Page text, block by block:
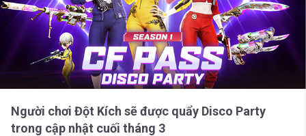
Người chơi Đột Kích sẽ được quẩy Disco Party
trong cập nhật cuối tháng 3